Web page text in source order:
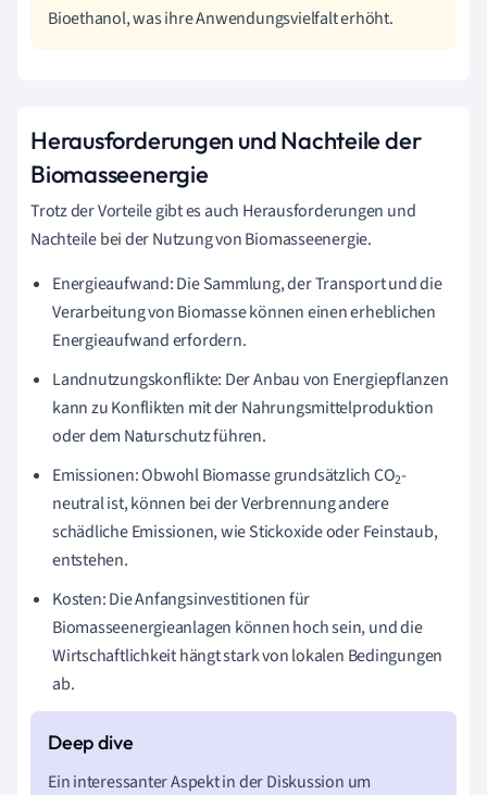
Bioethanol, was ihre Anwendungsvielfalt erhöht.
Herausforderungen und Nachteile der
Biomasseenergie
Trotz der Vorteile gibt es auch Herausforderungen und
Nachteile bei der Nutzung von Biomasseenergie.
Energieaufwand: Die Sammlung, der Transport und die
Verarbeitung von Biomasse können einen erheblichen
Energieaufwand erfordern.
Landnutzungskonflikte: Der Anbau von Energiepflanzen
kann zu Konflikten mit der Nahrungsmittelproduktion
oder dem Naturschutz führen.
Emissionen: Obwohl Biomasse grundsätzlich CO2-
neutral ist, können bei der Verbrennung andere
schädliche Emissionen, wie Stickoxide oder Feinstaub,
entstehen.
Kosten: Die Anfangsinvestitionen für
Biomasseenergieanlagen können hoch sein, und die
Wirtschaftlichkeit hängt stark von lokalen Bedingungen
ab.
Ein interessanter Aspekt in der Diskussion um